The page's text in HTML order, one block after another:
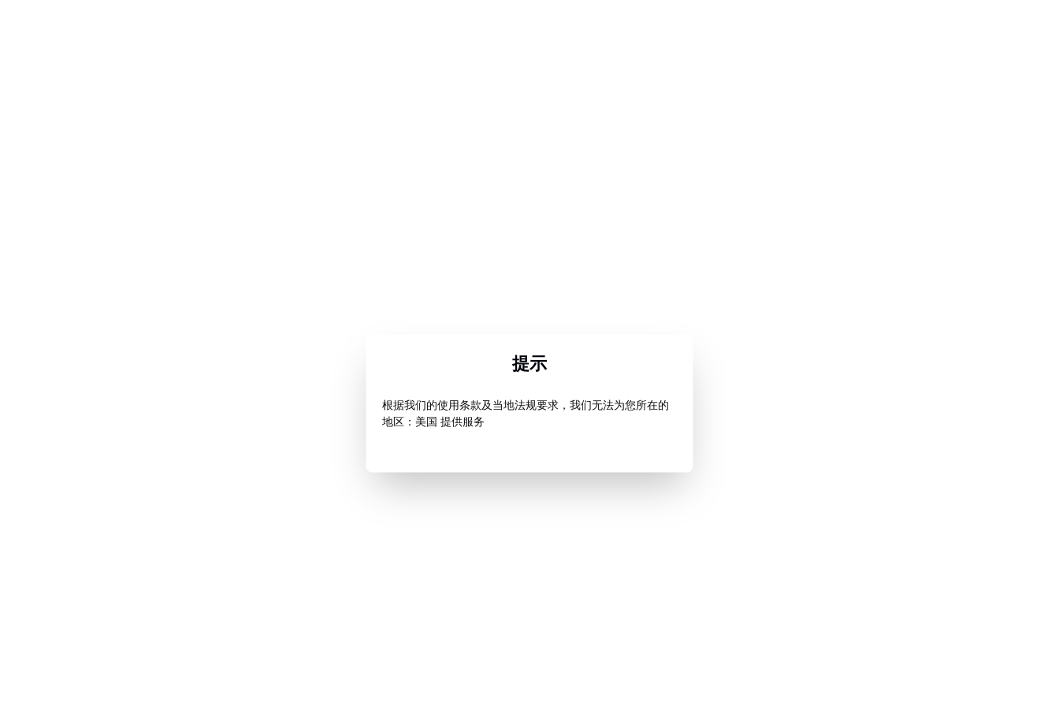
提示
根据我们的使用条款及当地法规要求，我们无法为您所在的
地区：美国 提供服务